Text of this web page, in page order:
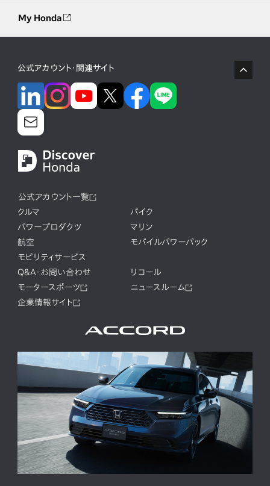
My Honda
公式アカウント・関連サイト
公式アカウント一覧
クルマ
バイク
パワープロダクツ
マリン
航空
モバイルパワーパック
モビリティサービス
Q&A・お問い合わせ
リコール
モータースポーツ
ニュースルーム
企業情報サイト